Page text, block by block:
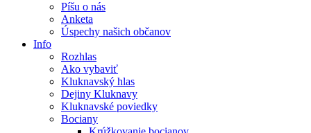
Píšu o nás
Anketa
Úspechy našich občanov
Info
Rozhlas
Ako vybaviť
Kluknavský hlas
Dejiny Kluknavy
Kluknavské poviedky
Bociany